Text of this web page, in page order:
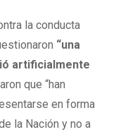
la conducta
“una
artificialmente
que “han
en forma
la Nación y no a